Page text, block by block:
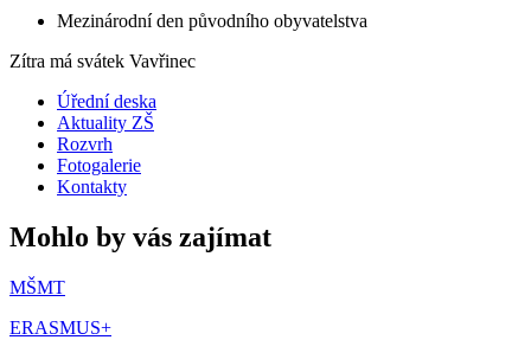
Mezinárodní den původního obyvatelstva
Zítra má svátek Vavřinec
Úřední deska
Aktuality ZŠ
Rozvrh
Fotogalerie
Kontakty
Mohlo by vás zajímat
MŠMT
ERASMUS+